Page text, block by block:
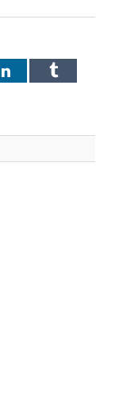
LinkedInTumblr